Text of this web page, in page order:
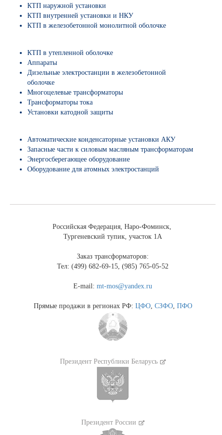
КТП наружной установки
КТП внутренней установки и НКУ
КТП в железобетонной монолитной оболочке
КТП в утепленной оболочке
Аппараты
Дизельные электростанции в железобетонной
оболочке
Многоцелевые трансформаторы
Трансформаторы тока
Установки катодной защиты
Автоматические конденсаторные установки АКУ
Запасные части к силовым масляным трансформаторам
Энергосберегающее оборудование
Оборудование для атомных электростанций
Российская Федерация, Наро-Фоминск,
Тургеневский тупик, участок 1А
Заказ трансформаторов:
Тел: (499) 682-69-15, (985) 765-05-52
E-mail:mt-mos@yandex.ru
Прямые продажи в регионах РФ: ЦФО, СЗФО, ПФО
Президент Республики Беларусь
Президент России